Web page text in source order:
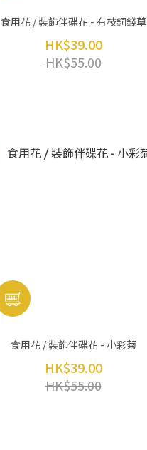
食用花 / 裝飾伴碟花 - 有枝銅錢草
HK$39.00
HK$55.00
食用花 / 裝飾伴碟花 - 小彩菊
HK$39.00
HK$55.00